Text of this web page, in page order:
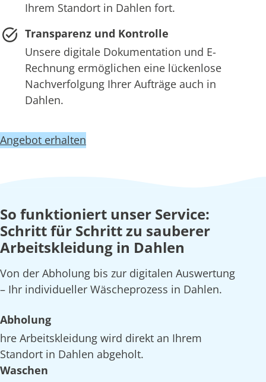
Ihrem Standort in Dahlen fort.
Transparenz und Kontrolle
Unsere digitale Dokumentation und E-
Rechnung ermöglichen eine lückenlose
Nachverfolgung Ihrer Aufträge auch in
Dahlen.
Angebot erhalten
So funktioniert unser Service:
Schritt für Schritt zu sauberer
Arbeitskleidung in Dahlen
Von der Abholung bis zur digitalen Auswertung
– Ihr individueller Wäscheprozess in Dahlen.
Abholung
hre Arbeitskleidung wird direkt an Ihrem
Standort in Dahlen abgeholt.
Waschen